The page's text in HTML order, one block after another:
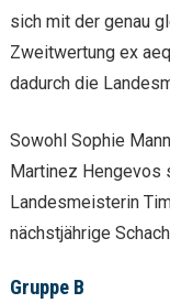
sich mit der genau
Zweitwertung ex
dadurch die
Sowohl Sophie
Martinez Hengevos
Landesmeisterin
nächstjährige
Gruppe B